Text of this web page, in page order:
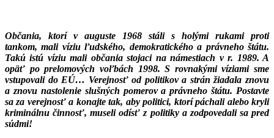
Občania, ktorí v auguste 1968 stáli s holými rukami proti
tankom, mali víziu ľudského, demokratického a právneho štátu.
Takú istú víziu mali občania stojaci na námestiach v r. 1989. A
opäť po prelomových voľbách 1998. S rovnakými víziami sme
vstupovali do EÚ… Verejnosť od politikov a strán žiadala znovu
a znovu nastolenie slušných pomerov a právneho štátu. Postavte
sa za verejnosť a konajte tak, aby politici, ktorí páchali alebo kryli
kriminálnu činnosť, museli odísť z politiky a zodpovedali sa pred
súdmi!